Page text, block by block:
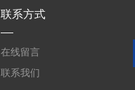
联系方式
在线留言
联系我们